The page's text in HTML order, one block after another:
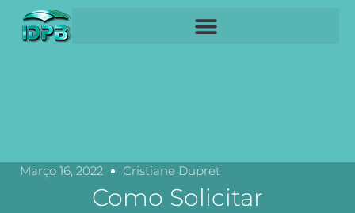
Março 16, 2022 Cristiane Dupret
Como Solicitar